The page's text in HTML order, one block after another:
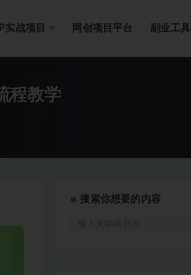
实战项目 网创项目平台 副业工具
程教学
搜索你想要的内容